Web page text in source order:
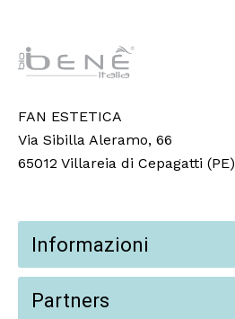
FAN ESTETICA
Via Sibilla Aleramo, 66
65012 Villareia di Cepagatti (PE)
Informazioni
Partners